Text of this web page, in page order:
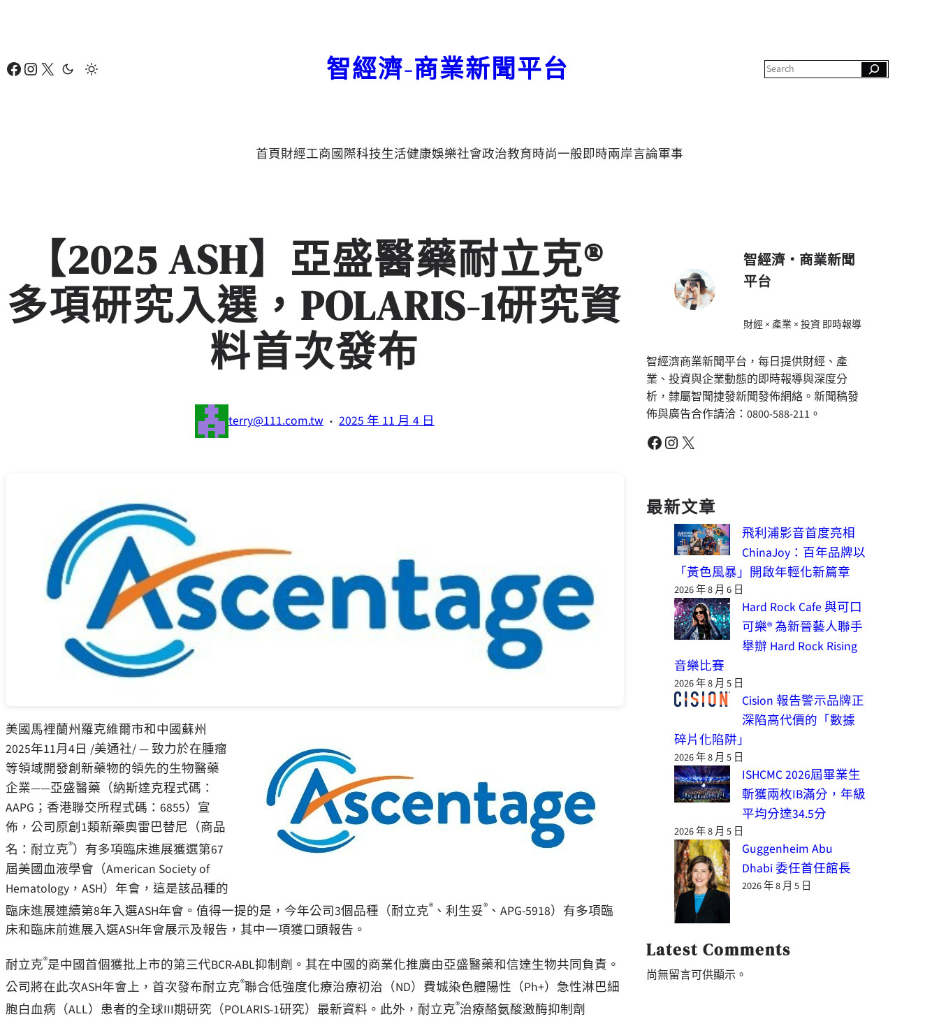
要
Facebook Instagram X 智經濟-商業新聞平台
c
首頁財經工商國際科技生活健康娛樂社會政治教育時尚一般即時兩岸言論軍事
【2025 ASH】亞盛醫藥耐立克®
多項研究入選，POLARIS-1研究資
料首次發布
terry@111.com.tw · 2025 年 11 月 4 日
美國馬裡蘭州羅克維爾市和中國蘇州
2025年11月4日 /美通社/ — 致力於在腫瘤
等領域開發創新藥物的領先的生物醫藥
企業——亞盛醫藥（納斯達克程式碼：
AAPG；香港聯交所程式碼：6855）宣
佈，公司原創1類新藥奧雷巴替尼（商品
名：耐立克®）有多項臨床進展獲選第67
屆美國血液學會（American Society of
Hematology，ASH）年會，這是該品種的
臨床進展連續第8年入選ASH年會。值得一提的是，今年公司3個品種（耐立克® 、利生妥® 、APG-5918）有多項臨
床和臨床前進展入選ASH年會展示及報告，其中一項獲口頭報告。
耐立克®是中國首個獲批上市的第三代BCR-ABL抑制劑。其在中國的商業化推廣由亞盛醫藥和信達生物共同負責。
公司將在此次ASH年會上，首次發布耐立克®聯合低強度化療治療初治（ND）費城染色體陽性（Ph+）急性淋巴細
胞白血病（ALL）患者的全球III期研究（POLARIS-1研究）最新資料。此外，耐立克®治療酪氨酸激酶抑制劑
智經濟・商業新聞
平台
財經 × 產業 × 投資 即時報導
智經濟商業新聞平台，每日提供財經、產
業、投資與企業動態的即時報導與深度分
析，隸屬智聞捷發新聞發佈網絡。新聞稿發
佈與廣告合作請洽：0800-588-211。
Facebook Instagram X
最新文章
飛利浦影音首度亮相
ChinaJoy：百年品牌以
「黃色風暴」開啟年輕化新篇章
2026 年 8 月 6 日
Hard Rock Cafe 與可口
可樂® 為新晉藝人聯手
舉辦 Hard Rock Rising
音樂比賽
2026 年 8 月 5 日
Cision 報告警示品牌正
深陷高代價的「數據
碎片化陷阱」
2026 年 8 月 5 日
ISHCMC 2026屆畢業生
斬獲兩枚IB滿分，年級
平均分達34.5分
2026 年 8 月 5 日
Guggenheim Abu
Dhabi 委任首任館長
2026 年 8 月 5 日
Latest Comments
尚無留言可供顯示。